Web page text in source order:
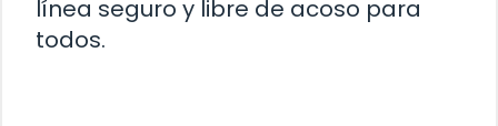
línea seguro y libre de acoso para
todos.